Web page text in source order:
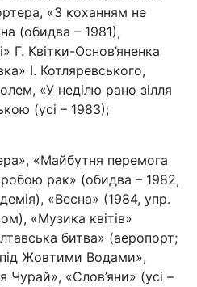
«З коханням не
(обидва – 1981),
Г. Квітки-Основ’яненка
І. Котляревського,
«У неділю рано зілля
(усі – 1983);
«Майбутня перемога
рак» (обидва – 1982,
«Весна» (1984, упр.
«Музика квітів»
битва» (аеропорт;
Жовтими Водами»,
Чурай», «Слов’яни» (усі –